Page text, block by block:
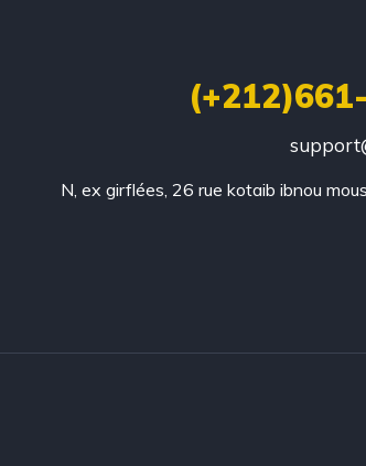
N, ex girflées, 26 rue kotaib ibnou